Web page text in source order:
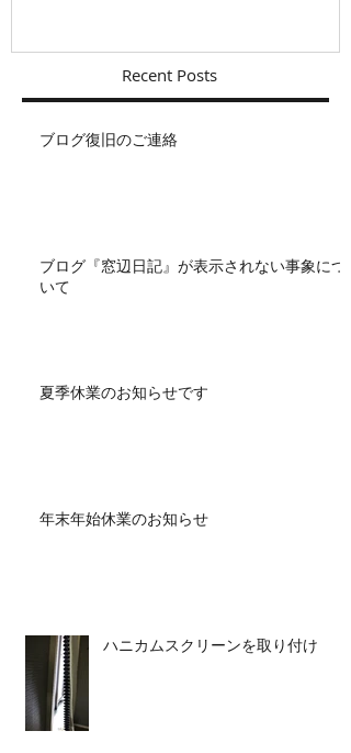
Recent Posts
ブログ復旧のご連絡
ブログ『窓辺日記』が表示されない事象につ
いて
夏季休業のお知らせです
年末年始休業のお知らせ
ハニカムスクリーンを取り付け